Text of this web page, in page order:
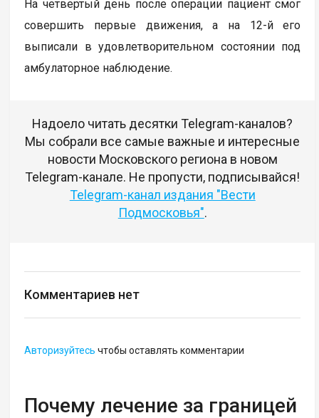
На четвертый день после операции пациент смог
совершить первые движения, а на 12-й его
выписали в удовлетворительном состоянии под
амбулаторное наблюдение.
Надоело читать десятки Telegram-каналов?
Мы собрали все самые важные и интересные
новости Московского региона в новом
Telegram-канале. Не пропусти, подписывайся!
Telegram-канал издания "Вести
Подмосковья".
Комментариев нет
Авторизуйтесь чтобы оставлять комментарии
Почему лечение за границей